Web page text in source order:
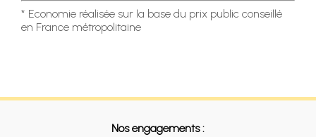
* Economie réalisée sur la base du prix public conseillé
en France métropolitaine
Nos engagements :